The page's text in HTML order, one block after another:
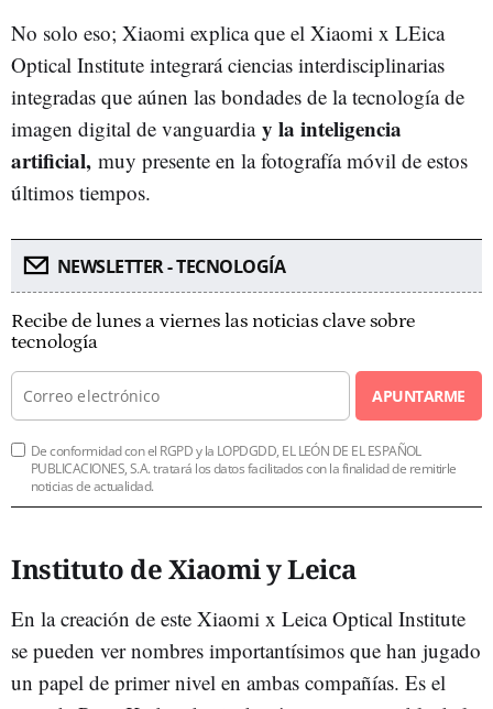
No solo eso; Xiaomi explica que el Xiaomi x LEica
Optical Institute integrará ciencias interdisciplinarias
integradas que aúnen las bondades de la tecnología de
imagen digital de vanguardia y la inteligencia
artificial, muy presente en la fotografía móvil de estos
últimos tiempos.
NEWSLETTER - TECNOLOGÍA
Recibe de lunes a viernes las noticias clave sobre
tecnología
APUNTARME
De conformidad con el RGPD y la LOPDGDD, EL LEÓN DE EL ESPAÑOL
PUBLICACIONES, S.A. tratará los datos facilitados con la finalidad de remitirle
noticias de actualidad.
Instituto de Xiaomi y Leica
En la creación de este Xiaomi x Leica Optical Institute
se pueden ver nombres importantísimos que han jugado
un papel de primer nivel en ambas compañías. Es el